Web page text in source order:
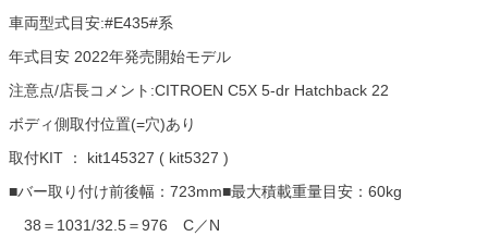
車両型式目安:#E435#系
年式目安 2022年発売開始モデル
注意点/店長コメント:CITROEN C5X 5-dr Hatchback 22
ボディ側取付位置(=穴)あり
取付KIT ： kit145327 ( kit5327 )
■バー取り付け前後幅：723mm■最大積載重量目安：60kg
38＝1031/32.5＝976 C／N